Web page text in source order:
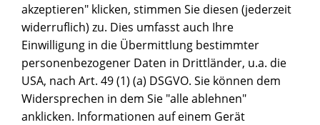
akzeptieren" klicken, stimmen Sie diesen (jederzeit
widerruflich) zu. Dies umfasst auch Ihre
Einwilligung in die Übermittlung bestimmter
personenbezogener Daten in Drittländer, u.a. die
USA, nach Art. 49 (1) (a) DSGVO. Sie können dem
Widersprechen in dem Sie "alle ablehnen"
anklicken. Informationen auf einem Gerät